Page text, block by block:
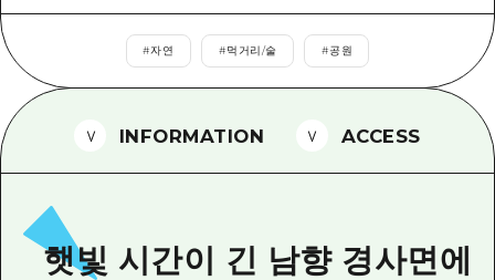
치유
자연
반나절
1박 2일
2박 3일
외국인 여행자용 거리 관광안내소
사진 다운로드
#자연 #먹거리/술 #공원
INFORMATION ACCESS
햇빛 시간이 긴 남향 경사면에